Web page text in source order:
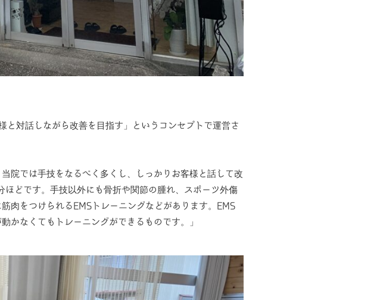
対話しながら改善を目指す」というコンセプトで運営さ
院では手技をなるべく多くし、しっかりお客様と話して改
どです。手技以外にも骨折や関節の腫れ、スポーツ外傷
肉をつけられるEMSトレーニングなどがあります。EMS
かなくてもトレーニングができるものです。」